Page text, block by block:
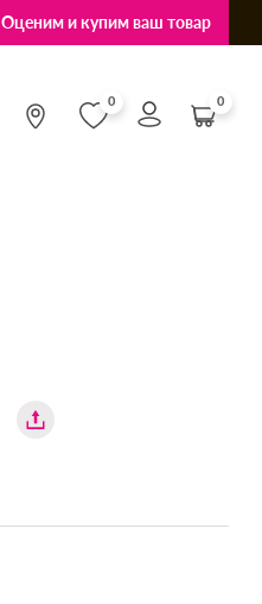
Оценим и купим ваш товар
0 0